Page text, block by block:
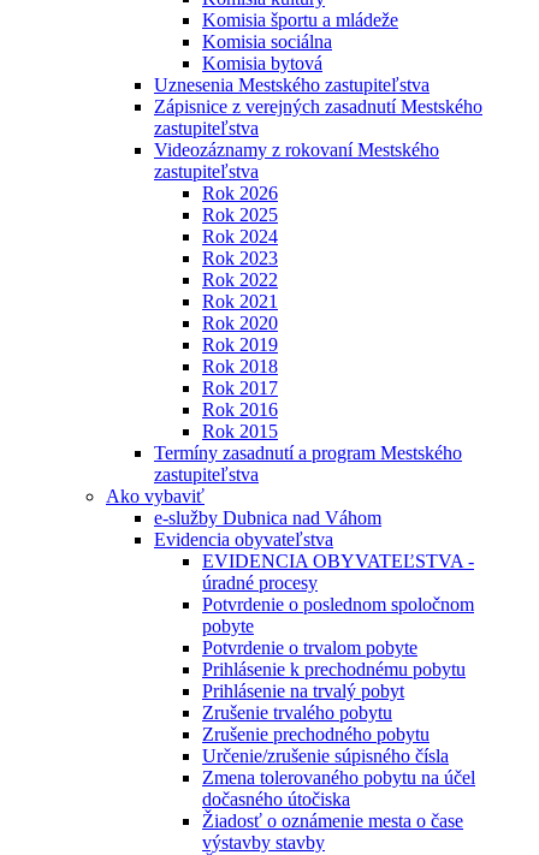
Komisia športu a mládeže
Komisia sociálna
Komisia bytová
Uznesenia Mestského zastupiteľstva
Zápisnice z verejných zasadnutí Mestského
zastupiteľstva
Videozáznamy z rokovaní Mestského
zastupiteľstva
Rok 2026
Rok 2025
Rok 2024
Rok 2023
Rok 2022
Rok 2021
Rok 2020
Rok 2019
Rok 2018
Rok 2017
Rok 2016
Rok 2015
Termíny zasadnutí a program Mestského
zastupiteľstva
Ako vybaviť
e-služby Dubnica nad Váhom
Evidencia obyvateľstva
EVIDENCIA OBYVATEĽSTVA -
úradné procesy
Potvrdenie o poslednom spoločnom
pobyte
Potvrdenie o trvalom pobyte
Prihlásenie k prechodnému pobytu
Prihlásenie na trvalý pobyt
Zrušenie trvalého pobytu
Zrušenie prechodného pobytu
Určenie/zrušenie súpisného čísla
Zmena tolerovaného pobytu na účel
dočasného útočiska
Žiadosť o oznámenie mesta o čase
výstavby stavby